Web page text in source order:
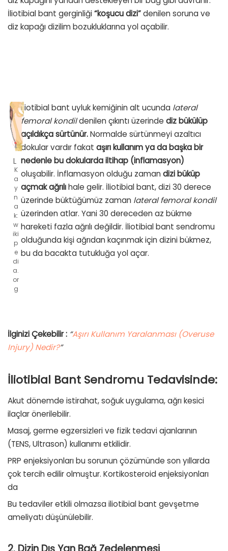
İliotibial bant gerginliği“koşucu dizi”denilen soruna ve
diz kapağı dizilim bozukluklarına yol açabilir.
K
a
y
n
a
k:
w
iki
p
e
di
a.
or
g
İliotibial bant uyluk kemiğinin alt ucunda lateral
femoral kondildenilen çıkıntı üzerinde diz bükülüp
açıldıkça sürtünür.Normalde sürtünmeyi azaltıcı
dokular vardır fakataşırı kullanım ya da başka bir
nedenle bu dokularda iltihap (inflamasyon)
oluşabilir. İnflamasyon olduğu zamandizi büküp
açmak ağrılıhale gelir. İliotibial bant, dizi 30 derece
üzerinde büktüğümüz zaman lateral femoral kondil
üzerinden atlar. Yani 30 dereceden az bükme
hareketi fazla ağrılı değildir. İliotibial bant sendromu
olduğunda kişi ağrıdan kaçınmak için dizini bükmez,
bu da bacakta tutukluğa yol açar.
İlginizi Çekebilir : “Aşırı Kullanım Yaralanması (Overuse
Injury) Nedir?”
İliotibial Bant Sendromu Tedavisinde:
Akut dönemde istirahat,soğuk uygulama, ağrı kesici
ilaçlar önerilebilir.
Masaj, germe egzersizleri ve fizik tedavi ajanlarının
(TENS,Ultrason) kullanımı etkilidir.
PRP enjeksiyonlarıbu sorunun çözümünde son yıllarda
çok tercih edilir olmuştur. Kortikosteroid enjeksiyonları
da
Bu tedaviler etkili olmazsa iliotibial bant gevşetme
ameliyatı düşünülebilir.